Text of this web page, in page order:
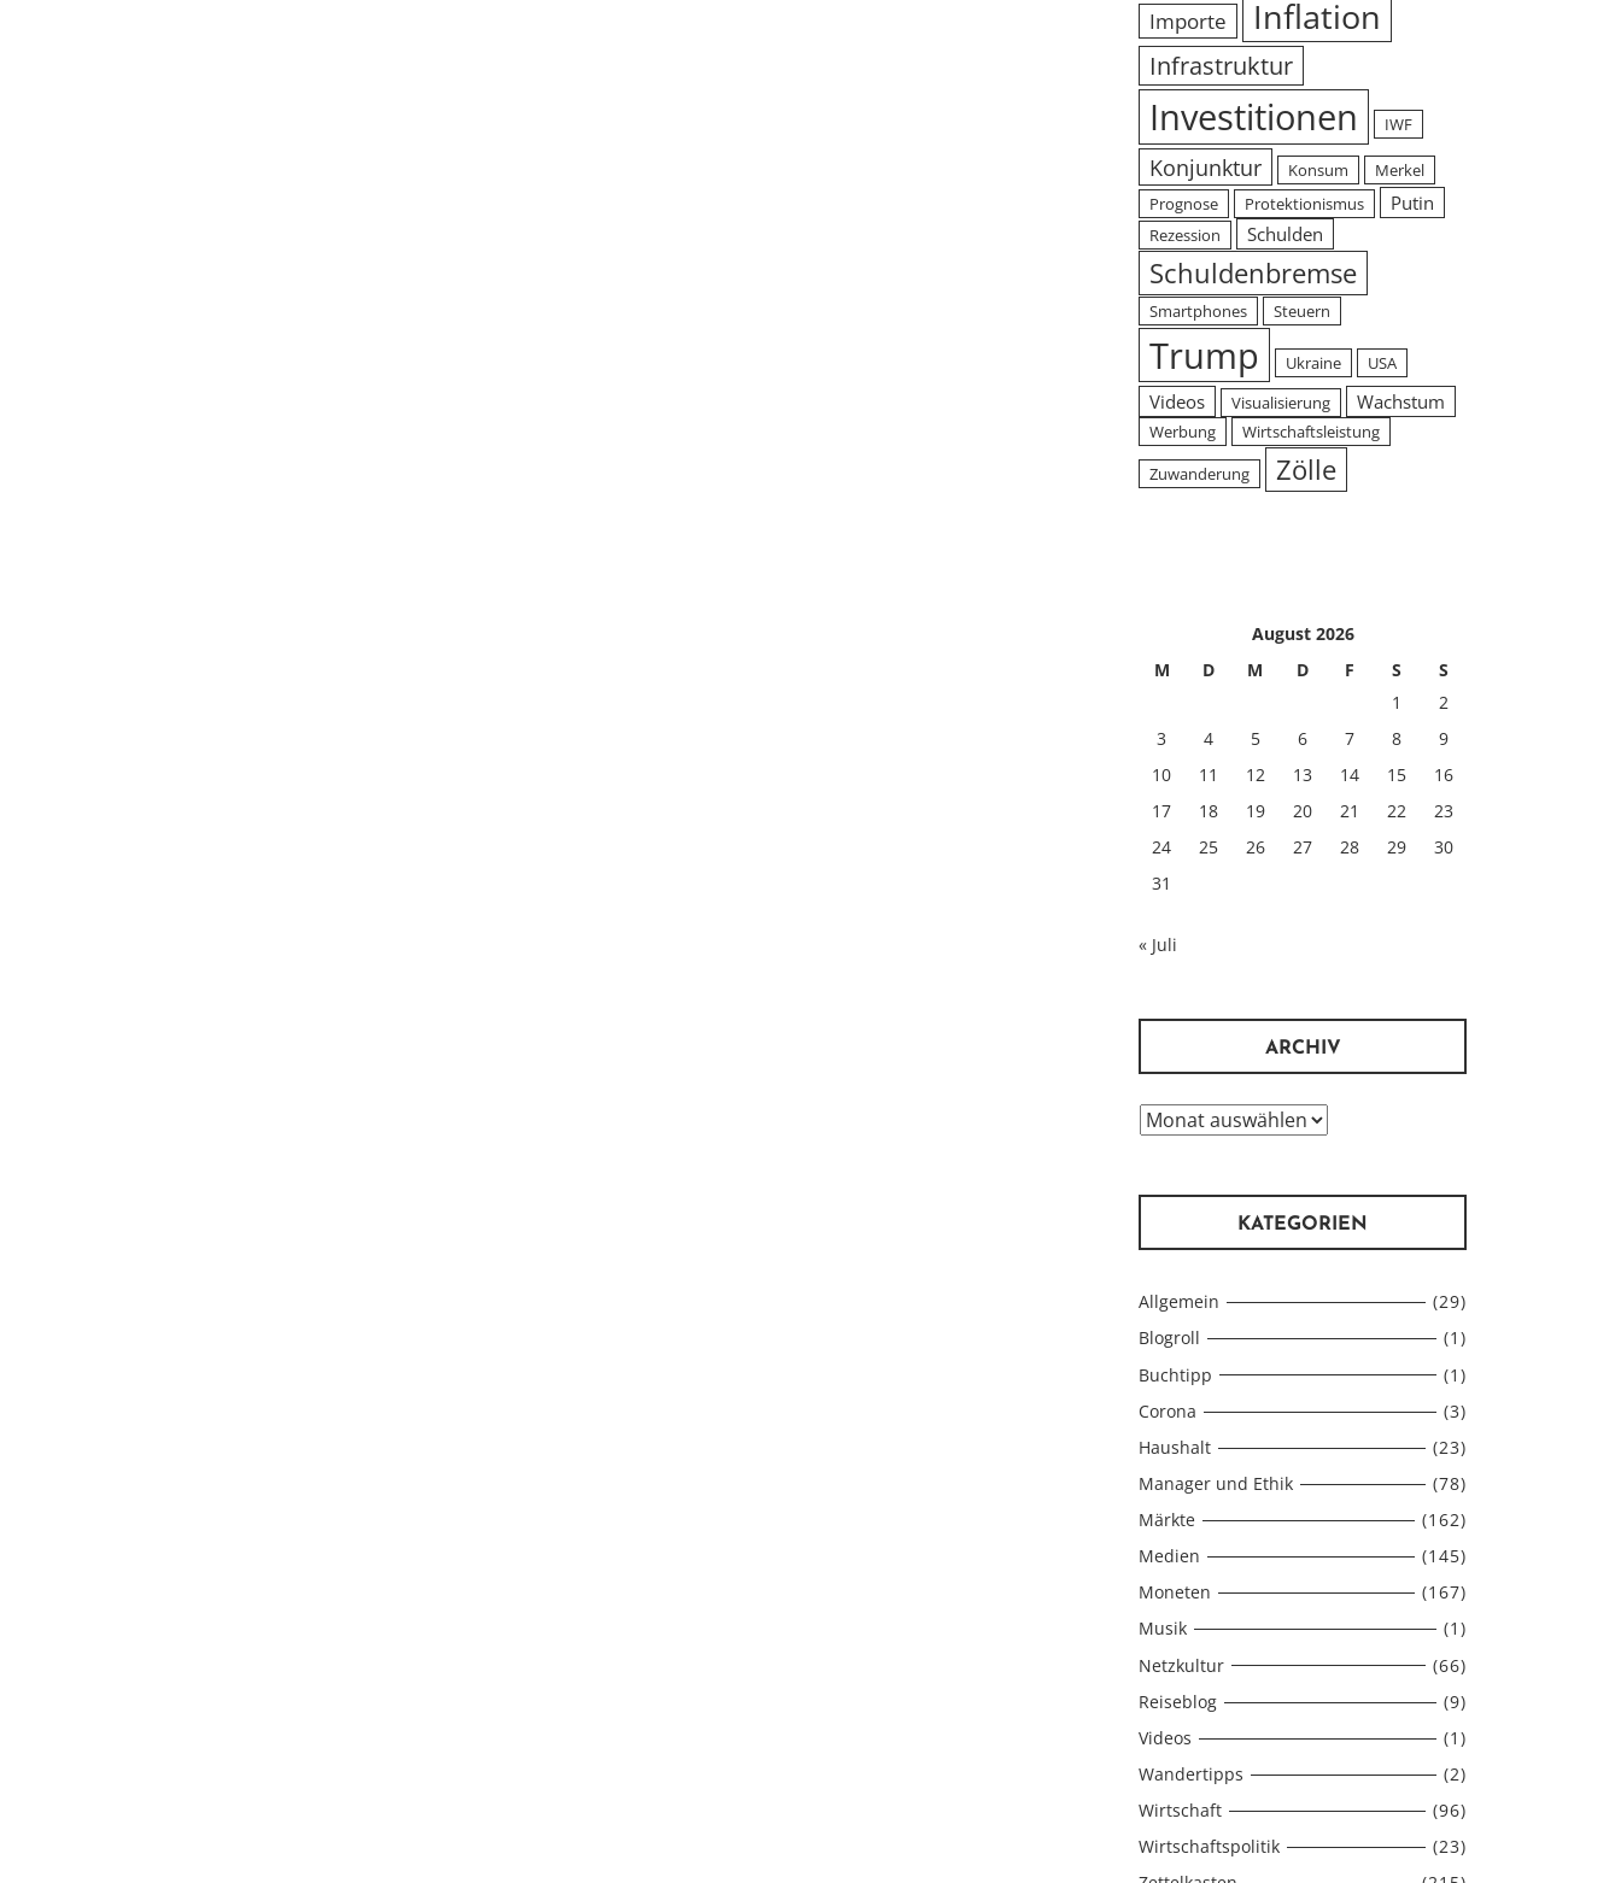
Importe Inflation
Infrastruktur
Investitionen IWF
Konjunktur Konsum
Merkel
Prognose
Protektionismus Putin
Rezession Schulden
Schuldenbremse
Smartphones Steuern
Trump Ukraine USA
Videos Visualisierung Wachstum
Werbung
Wirtschaftsleistung
Zuwanderung
Zölle
August 2026
M
D M D F S
S
1
2
3
4 5 6 7 8
9
10
11 12 13 14 15
16
17
18 19 20 21 22
23
24
25 26 27 28 29
30
31
« Juli
ARCHIV
Archiv
KATEGORIEN
Allgemein
(29)
Blogroll
(1)
Buchtipp
(1)
Corona
(3)
Haushalt
(23)
Manager und Ethik
(78)
Märkte
(162)
Medien
(145)
Moneten
(167)
Musik
(1)
Netzkultur
(66)
Reiseblog
(9)
Videos
(1)
Wandertipps
(2)
Wirtschaft
(96)
Wirtschaftspolitik
(23)